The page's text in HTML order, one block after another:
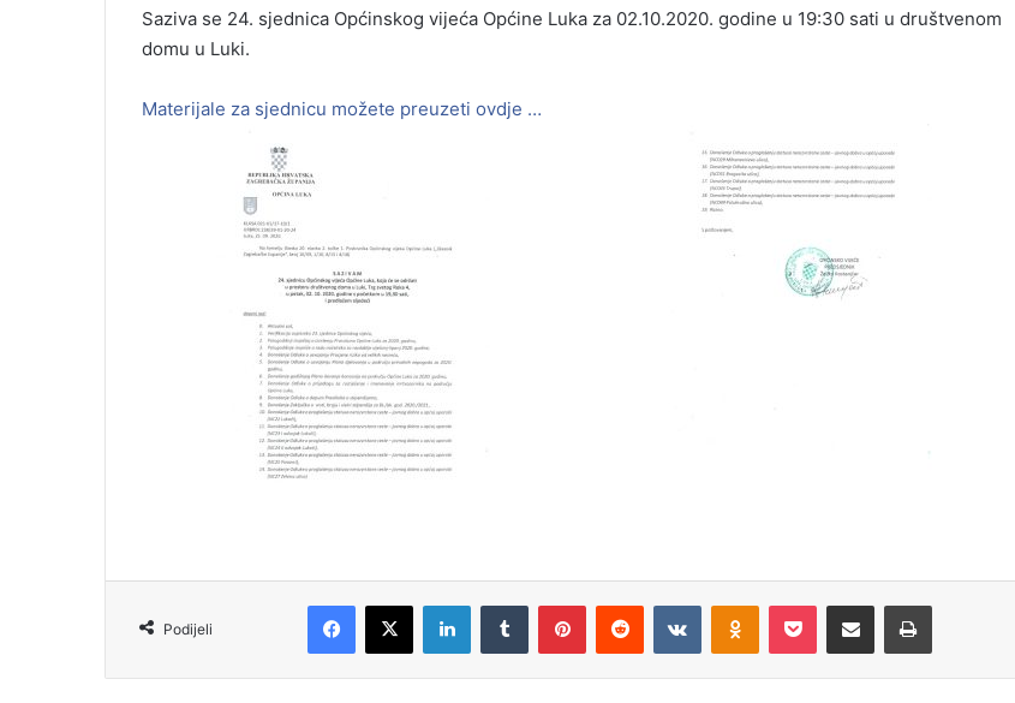
Saziva se 24. sjednica Općinskog vijeća Općine Luka za 02.10.2020. godine u 19:30 sati u društvenom
domu u Luki.
Materijale za sjednicu možete preuzeti ovdje …
Podijeli